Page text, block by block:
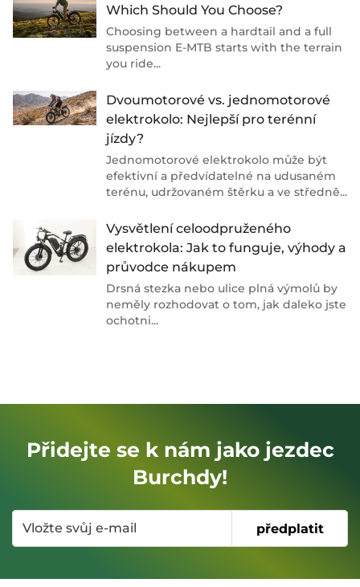
Which Should You Choose?
Choosing between a hardtail and a full
suspension E-MTB starts with the terrain
you ride...
Dvoumotorové vs. jednomotorové
elektrokolo: Nejlepší pro terénní
jízdy?
Jednomotorové elektrokolo může být
efektivní a předvídatelné na udusaném
terénu, udržovaném štěrku a ve středně...
Vysvětlení celoodpruženého
elektrokola: Jak to funguje, výhody a
průvodce nákupem
Drsná stezka nebo ulice plná výmolů by
neměly rozhodovat o tom, jak daleko jste
ochotni...
Přidejte se k nám jako jezdec
Burchdy!
předplatit